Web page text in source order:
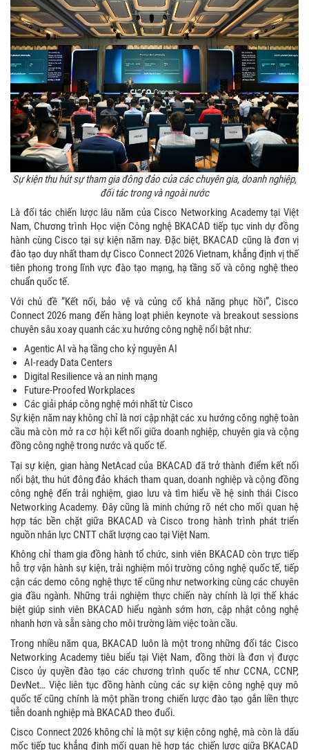
Sự kiện thu hút sự tham gia đông đảo của các chuyên gia, doanh nghiệp,
đối tác trong và ngoài nước
Là đối tác chiến lược lâu năm của Cisco Networking Academy tại Việt
Nam, Chương trình Học viện Công nghệ BKACAD tiếp tục vinh dự đồng
hành cùng Cisco tại sự kiện năm nay. Đặc biệt, BKACAD cũng là đơn vị
đào tạo duy nhất tham dự Cisco Connect 2026 Vietnam, khẳng định vị thế
tiên phong trong lĩnh vực đào tạo mạng, hạ tầng số và công nghệ theo
chuẩn quốc tế.
Với chủ đề “Kết nối, bảo vệ và củng cố khả năng phục hồi”, Cisco
Connect 2026 mang đến hàng loạt phiên keynote và breakout sessions
chuyên sâu xoay quanh các xu hướng công nghệ nổi bật như:
Agentic AI và hạ tầng cho kỷ nguyên AI
AI-ready Data Centers
Digital Resilience và an ninh mạng
Future-Proofed Workplaces
Các giải pháp công nghệ mới nhất từ Cisco
Sự kiện năm nay không chỉ là nơi cập nhật các xu hướng công nghệ toàn
cầu mà còn mở ra cơ hội kết nối giữa doanh nghiệp, chuyên gia và cộng
đồng công nghệ trong nước và quốc tế.
Tại sự kiện, gian hàng NetAcad của BKACAD đã trở thành điểm kết nối
nổi bật, thu hút đông đảo khách tham quan, doanh nghiệp và cộng đồng
công nghệ đến trải nghiệm, giao lưu và tìm hiểu về hệ sinh thái Cisco
Networking Academy. Đây cũng là minh chứng rõ nét cho mối quan hệ
hợp tác bền chặt giữa BKACAD và Cisco trong hành trình phát triển
nguồn nhân lực CNTT chất lượng cao tại Việt Nam.
Không chỉ tham gia đồng hành tổ chức, sinh viên BKACAD còn trực tiếp
hỗ trợ vận hành sự kiện, trải nghiệm môi trường công nghệ quốc tế, tiếp
cận các demo công nghệ thực tế cũng như networking cùng các chuyên
gia đầu ngành. Những trải nghiệm thực chiến này chính là lợi thế khác
biệt giúp sinh viên BKACAD hiểu ngành sớm hơn, cập nhật công nghệ
nhanh hơn và sẵn sàng cho môi trường làm việc toàn cầu.
Trong nhiều năm qua, BKACAD luôn là một trong những đối tác Cisco
Networking Academy tiêu biểu tại Việt Nam, đồng thời là đơn vị được
Cisco ủy quyền đào tạo các chương trình quốc tế như CCNA, CCNP,
DevNet… Việc liên tục đồng hành cùng các sự kiện công nghệ quy mô
quốc tế cũng chính là một phần trong chiến lược đào tạo gắn liền thực
tiễn doanh nghiệp mà BKACAD theo đuổi.
Cisco Connect 2026 không chỉ là một sự kiện công nghệ, mà còn là dấu
mốc tiếp tục khẳng định mối quan hệ hợp tác chiến lược giữa BKACAD